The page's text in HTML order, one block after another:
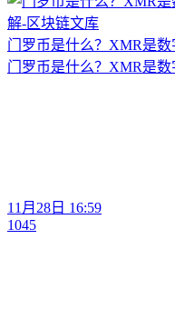
门罗币是什么？XMR是
门罗币是什么？XMR是
11月28日 16:59
1045